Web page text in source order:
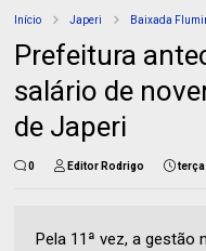
Início Japeri Baixada
Prefeitura
salário de
de Japeri
0 Editor Rodrigo
Pela 11ª vez, a gestão